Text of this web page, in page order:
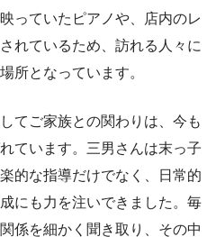
っていたピアノや、店内のレ
れているため、訪れる人々に
所となっています。
てご家族との関わりは、今も
ています。三男さんは末っ子
的な指導だけでなく、日常的
にも力を注いできました。毎
係を細かく聞き取り、その中